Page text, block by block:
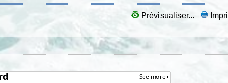
Prévisualiser...